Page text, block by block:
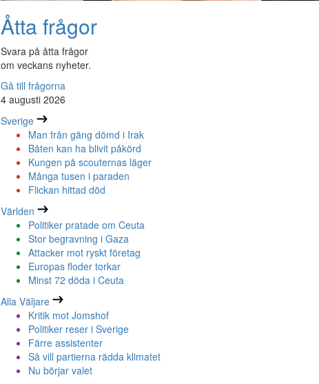
Åtta frågor
Svara på åtta frågor
om veckans nyheter.
Gå till frågorna
4 augusti 2026
Sverige
Man från gäng dömd i Irak
Båten kan ha blivit påkörd
Kungen på scouternas läger
Många tusen i paraden
Flickan hittad död
Världen
Politiker pratade om Ceuta
Stor begravning i Gaza
Attacker mot ryskt företag
Europas floder torkar
Minst 72 döda i Ceuta
Alla Väljare
Kritik mot Jomshof
Politiker reser i Sverige
Färre assistenter
Så vill partierna rädda klimatet
Nu börjar valet